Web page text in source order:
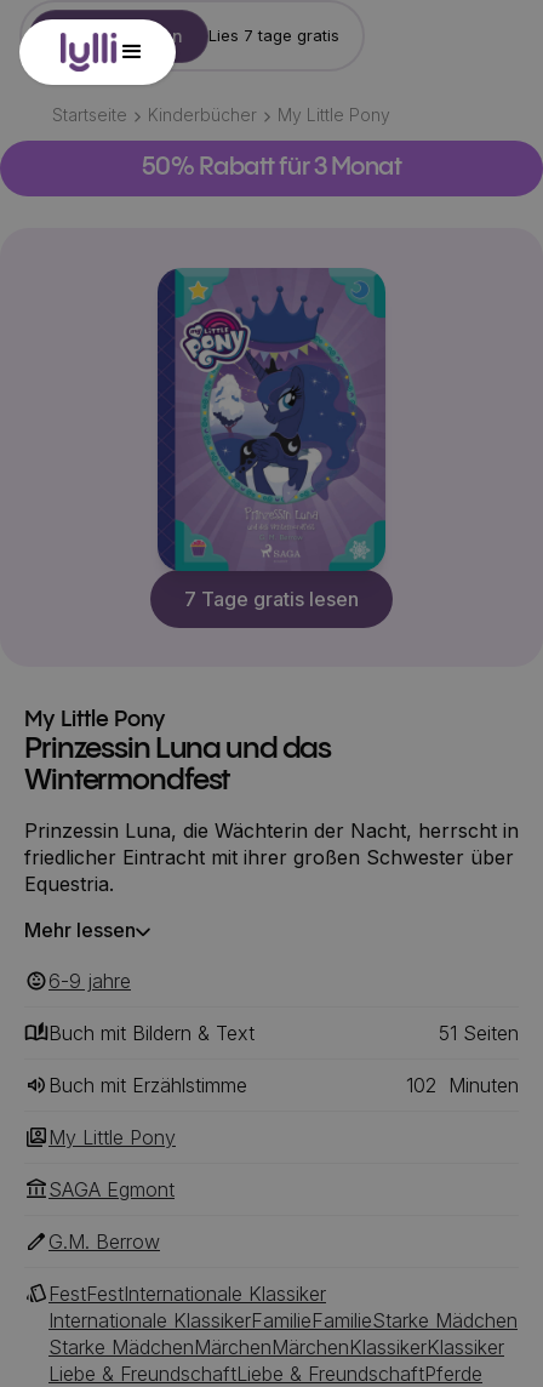
Konto erstellen Lies 7 tage gratis
Startseite Kinderbücher My Little Pony
50% Rabatt für 3 Monat
7 Tage gratis lesen
My Little Pony
Prinzessin Luna und das
Wintermondfest
Prinzessin Luna, die Wächterin der Nacht, herrscht in
friedlicher Eintracht mit ihrer großen Schwester über
Equestria.
Mehr lessen
6-9 ‎‎ jahre
Buch mit Bildern & Text 51 ‎‎ Seiten
Buch mit Erzählstimme 102 Minuten
My Little Pony
SAGA Egmont
G.M. Berrow
FestFestInternationale Klassiker
Internationale KlassikerFamilieFamilieStarke Mädchen
Starke MädchenMärchenMärchenKlassikerKlassiker
Liebe & FreundschaftLiebe & FreundschaftPferde